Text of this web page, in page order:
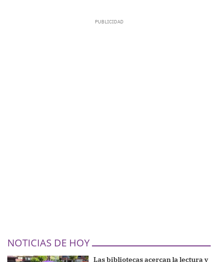
NOTICIAS DE HOY
Las bibliotecas acercan la lectura y